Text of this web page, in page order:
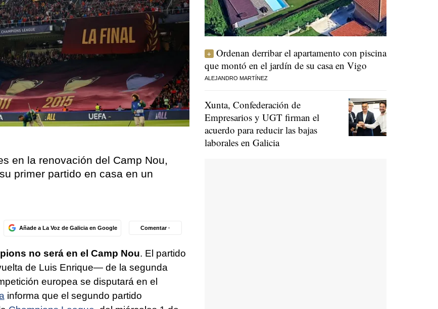
en la renovación del Camp Nou,
primer partido en casa en un
Añade a La Voz de Galicia en Google Comentar ·
no será en el Camp Nou. El partido
de Luis Enrique— de la segunda
europea se disputará en el
informa que el segundo partido
Ordenan derribar el apartamento con piscina
que montó en el jardín de su casa en Vigo
ALEJANDRO MARTÍNEZ
Xunta, Confederación de
Empresarios y UGT firman el
acuerdo para reducir las bajas
laborales en Galicia